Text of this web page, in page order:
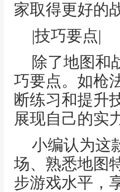
家取得更好的
|技巧要点|
除了地图和
巧要点。如枪
断练习和提升
展现自己的实
小编认为这
场、熟悉地图
步游戏水平，